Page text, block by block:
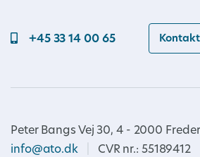
+45 33 14 00 65
Peter Bangs Vej 30, 4 - 2000
info@ato.dk
CVR nr.: 55189412